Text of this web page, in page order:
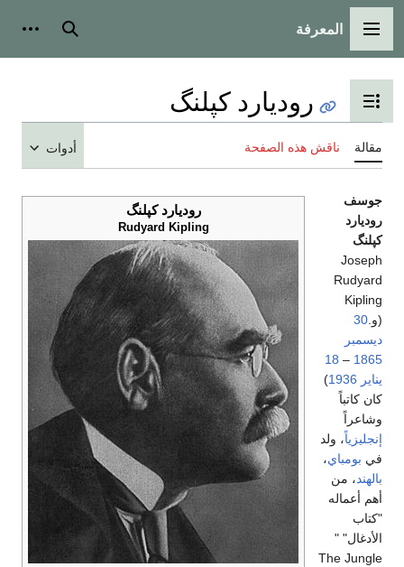
القائمة الرئيسية
المعرفة بحث
تبديل عرض جدول المحتويات
روديارد كپلنگ
مقالة ناقش هذه الصفحة أدوات
روديارد كپلنگ
Rudyard Kipling
جوسف
روديارد
كپلنگ
Joseph
Rudyard
Kipling
(و. 30
ديسمبر
1865
–
18
يناير 1936
)
كان كاتباً
وشاعراً
إنجليزياً، ولد
في بومباي،
بالهند، من
أهم أعماله
"كتاب
الأدغال" "
The Jungle